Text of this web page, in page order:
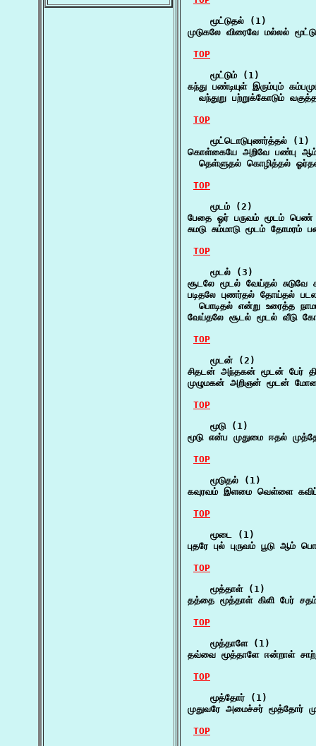
    மூட்டுதல் (1)
முடுகலே விரைவே மல்லல்
TOP
    மூட்டும் (1)
கந்து பண்டியுள் இரும்பும்
வந்துறு பற்றுக்கோடும்
TOP
    மூட்டொடுபுணர்த்தல் (1)
கொள்கையே அறிவே பண்பு ஆம்
தெள்ளுதல் கொழித்தல்
TOP
    மூடம் (2)
பேதை ஓர் பருவம் மூடம் பெண்
சுமடு சும்மாடு மூடம்
TOP
    மூடல் (3)
சூடலே மூடல் வேய்தல் சுடுவே
படிதலே புணர்தல் தோய்தல்
பொடிதல் என்று உரைத்த
வேய்தலே சூடல் மூடல் வீடு
TOP
    மூடன் (2)
சிதடன் அந்தகன் மூடன் பேர்
முழுமகன் அறிஞன் மூடன்
TOP
    மூடு (1)
மூடு என்ப முதுமை ஈதல்
TOP
    மூடுதல் (1)
கவுரவம் இளமை வெள்ளை
TOP
    மூடை (1)
புதரே புல் புருவம் பூடு
TOP
    மூத்தாள் (1)
தத்தை மூத்தாள் கிளி பேர்
TOP
    மூத்தாளே (1)
தவ்வை மூத்தாளே ஈன்றாள்
TOP
    மூத்தோர் (1)
முதுவரே அமைச்சர் மூத்தோர்
TOP